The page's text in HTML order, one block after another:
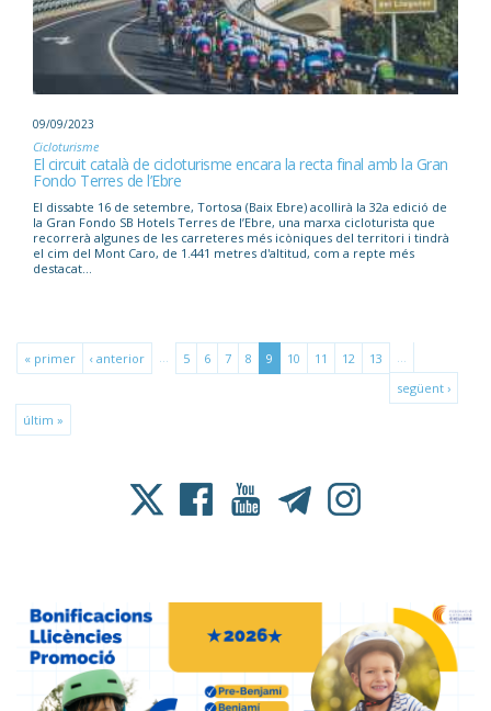
09/09/2023
Cicloturisme
El circuit català de cicloturisme encara la recta final amb la Gran
Fondo Terres de l’Ebre
El dissabte 16 de setembre, Tortosa (Baix Ebre) acollirà la 32a edició de
la Gran Fondo SB Hotels Terres de l’Ebre, una marxa cicloturista que
recorrerà algunes de les carreteres més icòniques del territori i tindrà
el cim del Mont Caro, de 1.441 metres d'altitud, com a repte més
destacat...
« primer ‹ anterior 5 6 7 8 9 10 11 12 13
següent ›
últim »